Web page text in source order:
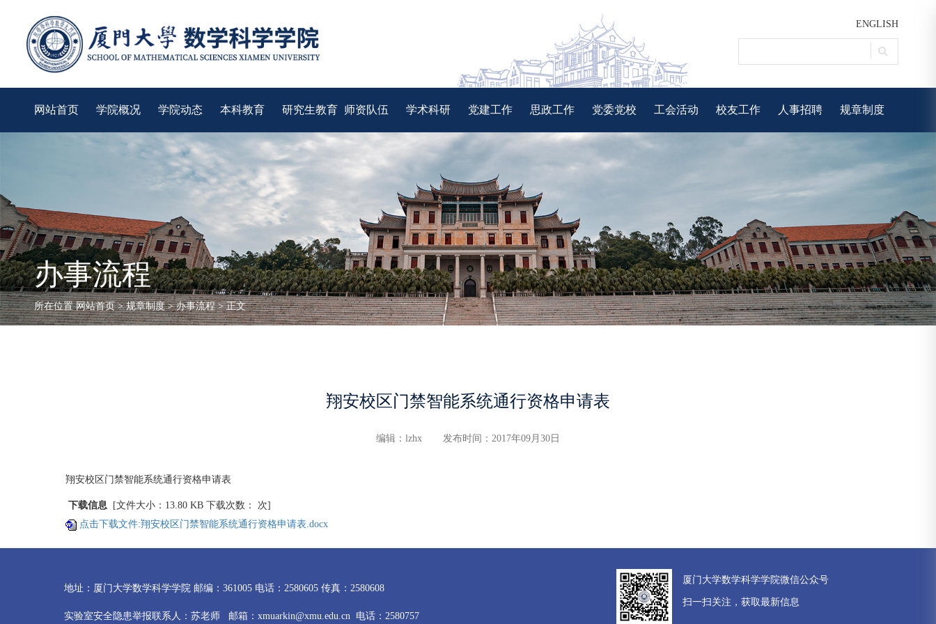
ENGLISH
网站首页 学院概况 学院动态 本科教育 研究生教育 师资队伍 学术科研 党建工作 思政工作 党委党校 工会活动 校友工作 人事招聘 规章制度
办事流程
所在位置网站首页>规章制度>办事流程> 正文
翔安校区门禁智能系统通行资格申请表
编辑：lzhx 发布时间：2017年09月30日
翔安校区门禁智能系统通行资格申请表
下载信息 [文件大小：13.80 KB 下载次数：
次]
点击下载文件:翔安校区门禁智能系统通行资格申请表.docx
地址：厦门大学数学科学学院 邮编：361005 电话：2580605 传真：2580608
实验室安全隐患举报联系人：苏老师 邮箱：xmuarkin@xmu.edu.cn 电话：2580757
厦门大学数学科学学院微信公众号
扫一扫关注，获取最新信息